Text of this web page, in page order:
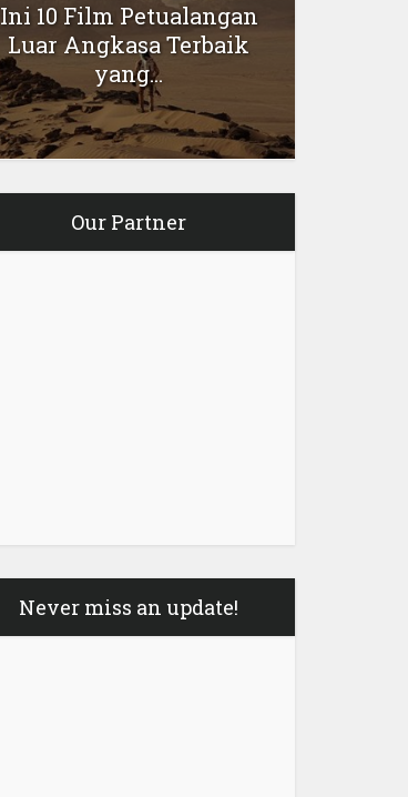
Ini 10 Film Petualangan
Luar Angkasa Terbaik
yang...
Our Partner
Never miss an update!